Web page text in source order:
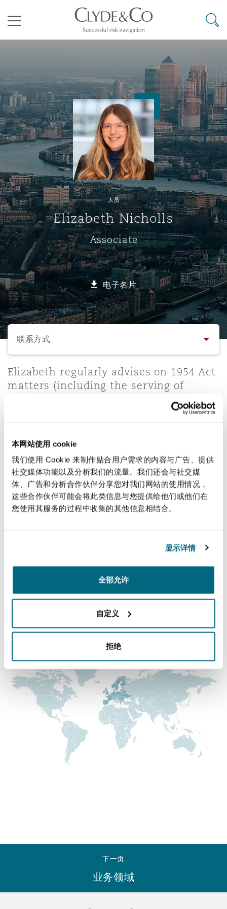
本网站使用 cookie
我们使用 Cookie 来制作贴合用户需求的内容与广告、提供
社交媒体功能以及分析我们的流量。我们还会与社交媒
体、广告和分析合作伙伴分享您对我们网站的使用情况，
这些合作伙伴可能会将此类信息与您提供给他们或他们在
您使用其服务的过程中收集的其他信息相结合。
显示详情
全部允许
自定义
拒绝
空 Business Jets
Carrier Liability
Commerical Dispute
Debt Recovery
Emergency Response & Crisis
Management
Finance & Leasing
Insurance Coverage
Non-Contentious
Regulatory
业与咨询
商业
公司
企业、商业与合规保险
数据保护与隐私权
劳动、养老金和移民n
金融
技术、外包与数据
议解决
Commercial Arbitration
Commercial Disputes
Commercial Litigation
源、海洋与贸易
Energy & Natural Resources
Marine
Trade & Commodities
险和再保险
Bermuda Form
Casualty
Corporate, Commercial &
Insurance
Cyber Risk
Employers' & Public Liability
Employment Practices
Financial Institutions,
Insurance Coverage
Political Risk & Trade Credit
Product Liability & Recall
Property
Reinsurance
Specialty
目和建筑工程
Construction Disputes
环境保护法
基础设施
PPP/PFI
Public Procurement
房地产
管法规与调查
Anti-Bribery & Corruption
Compliance
External Investigations
Financial Services
Fraud & White-Collar Crime
Internal Investigations
Safety, Security, Health &
候变化
Code
& Co Newton - 解锁智能索赔新模式
议融资
Eco Audit
罗
普敦
累斯萨拉姆
翰内斯堡
罗比 – 联营办公室
谷
京
里斯班
庆
港
隆坡 – 联营办公室
尔本
德里 – 联营办公室
海
加坡
拉加斯
西哥城
约热内卢
地亚哥 – 联营办公室
保罗
布扎比
罗
哈
拜
达
雅得
特兰大
士顿
尔加里
加哥
拉斯
佛
萨斯城
阿密
特利尔
兰治县
尼克斯
伯丁
尔法斯特
明翰
里斯托尔
里
柏林（圣史蒂芬绿地大厦）
塞尔多夫
尔福德
堡
敦
德里
彻斯特，新贝利广场2号
目录
其礼律所事务所
搜寻
人员
Elizabeth Nicholls
Associate
电子名片
选择所需部分
联系方式
联系方式
Elizabeth regularly advises on 1954 Act
matters (including the serving of
notices and claims), break notices,
possession claims, trespass issues,
tenant disputes and dilapidations
matters.
直线
+44 20 7876 4996
伦敦，圣伯托尔夫大厦
+44 (0) 20 7876 5000
+44 (0) 20 7876 5111
下一页
业务领域